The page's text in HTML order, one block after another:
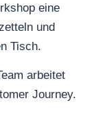
arbeitet
Journey.